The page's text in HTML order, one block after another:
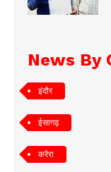
News By
इंदौर
ईसागढ़
करैरा